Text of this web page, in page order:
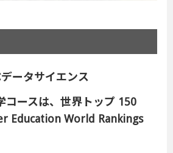
ータサイエンス
コースは、世界トップ 150
Education World Rankings